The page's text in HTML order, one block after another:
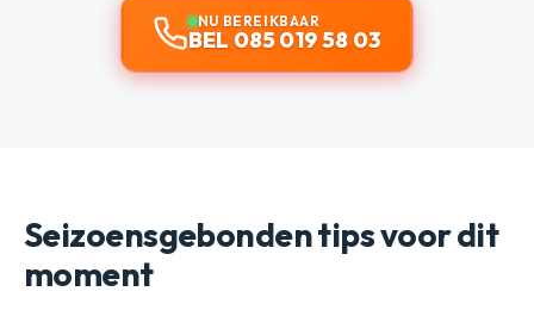
NU BEREIKBAAR
BEL 085 019 58 03
Seizoensgebonden tips voor dit
moment